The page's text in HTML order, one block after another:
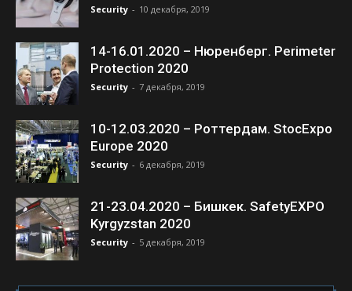
Security - 10 декабря, 2019
14-16.01.2020 – Нюренберг. Perimeter
Protection 2020
Security - 7 декабря, 2019
10-12.03.2020 – Роттердам. StocExpo
Europe 2020
Security - 6 декабря, 2019
21-23.04.2020 – Бишкек. SafetyEXPO
Kyrgyzstan 2020
Security - 5 декабря, 2019